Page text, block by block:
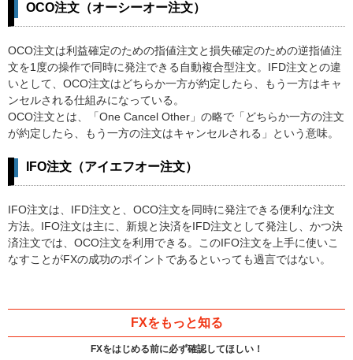
OCO注文（オーシーオー注文）
OCO注文は利益確定のための指値注文と損失確定のための逆指値注
文を1度の操作で同時に発注できる自動複合型注文。IFD注文との違
いとして、OCO注文はどちらか一方が約定したら、もう一方はキャ
ンセルされる仕組みになっている。
OCO注文とは、「One Cancel Other」の略で「どちらか一方の注文
が約定したら、もう一方の注文はキャンセルされる」という意味。
IFO注文（アイエフオー注文）
IFO注文は、IFD注文と、OCO注文を同時に発注できる便利な注文
方法。IFO注文は主に、新規と決済をIFD注文として発注し、かつ決
済注文では、OCO注文を利用できる。このIFO注文を上手に使いこ
なすことがFXの成功のポイントであるといっても過言ではない。
FXをもっと知る
FXをはじめる前に必ず確認してほしい！